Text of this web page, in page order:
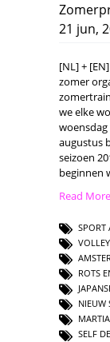
21 jun,
[NL] +
zomer
we elke
woensdag
augustus
seizoen
beginnen
Read
SPORT
ROTS
NIEUW
SELF